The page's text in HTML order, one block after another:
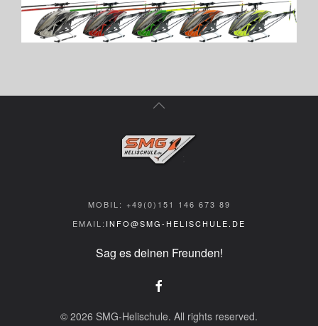
MOBIL: +49(0)151 146 673 89
EMAIL: INFO@SMG-HELISCHULE.DE
Sag es deinen Freunden!
© 2026 SMG-Helischule. All rights reserved.